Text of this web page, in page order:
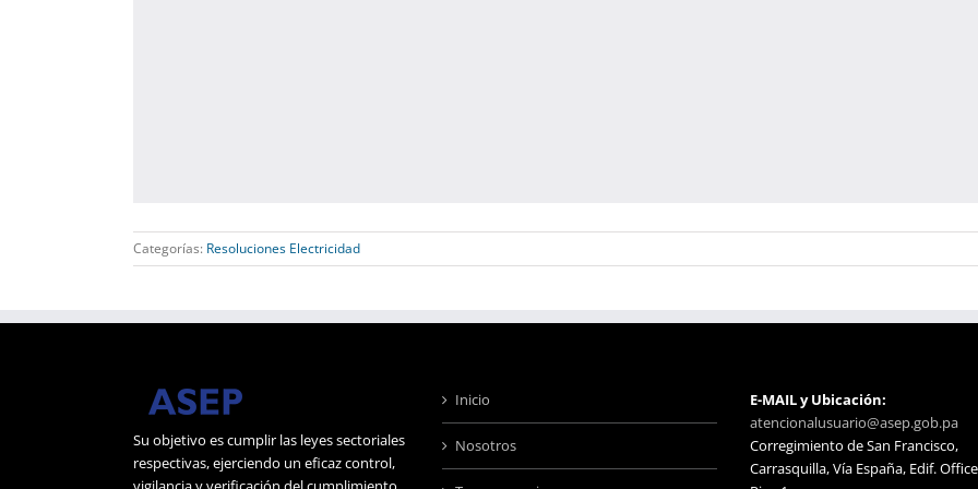
Categorías: Resoluciones Electricidad
Su objetivo es cumplir las leyes sectoriales
respectivas, ejerciendo un eficaz control,
Inicio
Nosotros
E-MAIL y Ubicación:
atencionalusuario@asep.gob.pa
Corregimiento de San Francisco,
Carrasquilla, Vía España, Edif.